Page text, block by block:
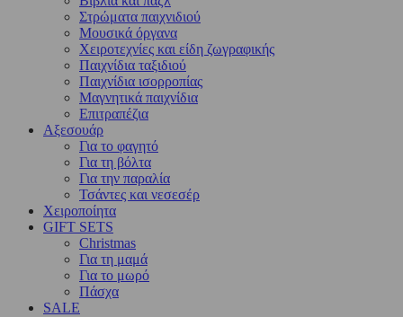
Στρώματα παιχνιδιού
Μουσικά όργανα
Χειροτεχνίες και είδη ζωγραφικής
Παιχνίδια ταξιδιού
Παιχνίδια ισορροπίας
Μαγνητικά παιχνίδια
Επιτραπέζια
Αξεσουάρ
Για το φαγητό
Για τη βόλτα
Για την παραλία
Τσάντες και νεσεσέρ
Χειροποίητα
GIFT SETS
Christmas
Για τη μαμά
Για το μωρό
Πάσχα
SALE